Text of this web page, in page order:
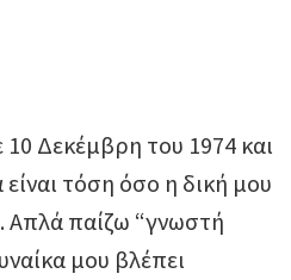
Δεκέμβρη του 1974 και
τόση όσο η δική μου
Απλά παίζω “γνωστή
μου βλέπει